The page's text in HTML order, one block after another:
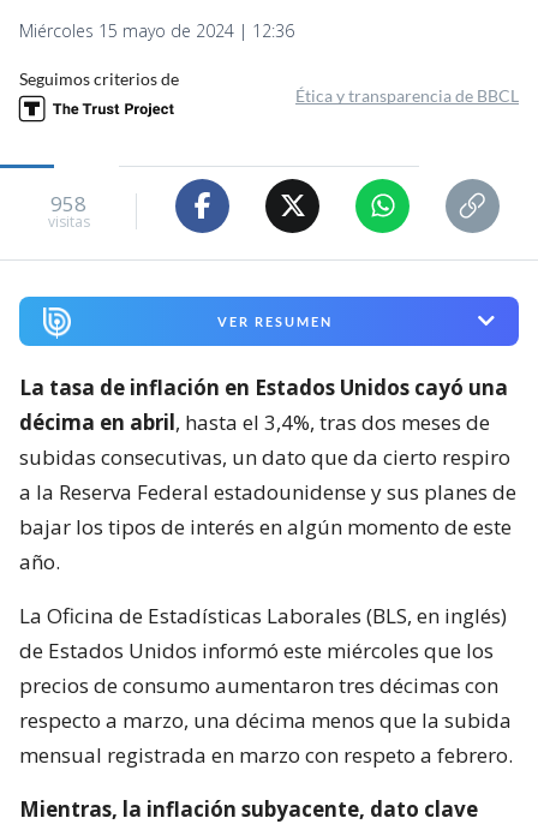
Miércoles 15 mayo de 2024 | 12:36
Seguimos criterios de
Ética y transparencia de BBCL
958
visitas
VER RESUMEN
La tasa de inflación en Estados Unidos cayó una
décima en abril, hasta el 3,4%, tras dos meses de
subidas consecutivas, un dato que da cierto respiro
a la Reserva Federal estadounidense y sus planes de
bajar los tipos de interés en algún momento de este
año.
La Oficina de Estadísticas Laborales (BLS, en inglés)
de Estados Unidos informó este miércoles que los
precios de consumo aumentaron tres décimas con
respecto a marzo, una décima menos que la subida
mensual registrada en marzo con respeto a febrero.
Mientras, la inflación subyacente, dato clave